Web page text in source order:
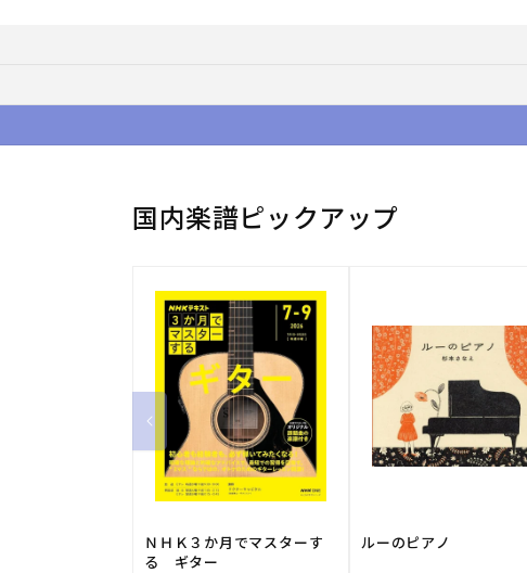
国内楽譜ピックアップ
ＮＨＫ３か月でマスターす
る ギター
ルーのピアノ